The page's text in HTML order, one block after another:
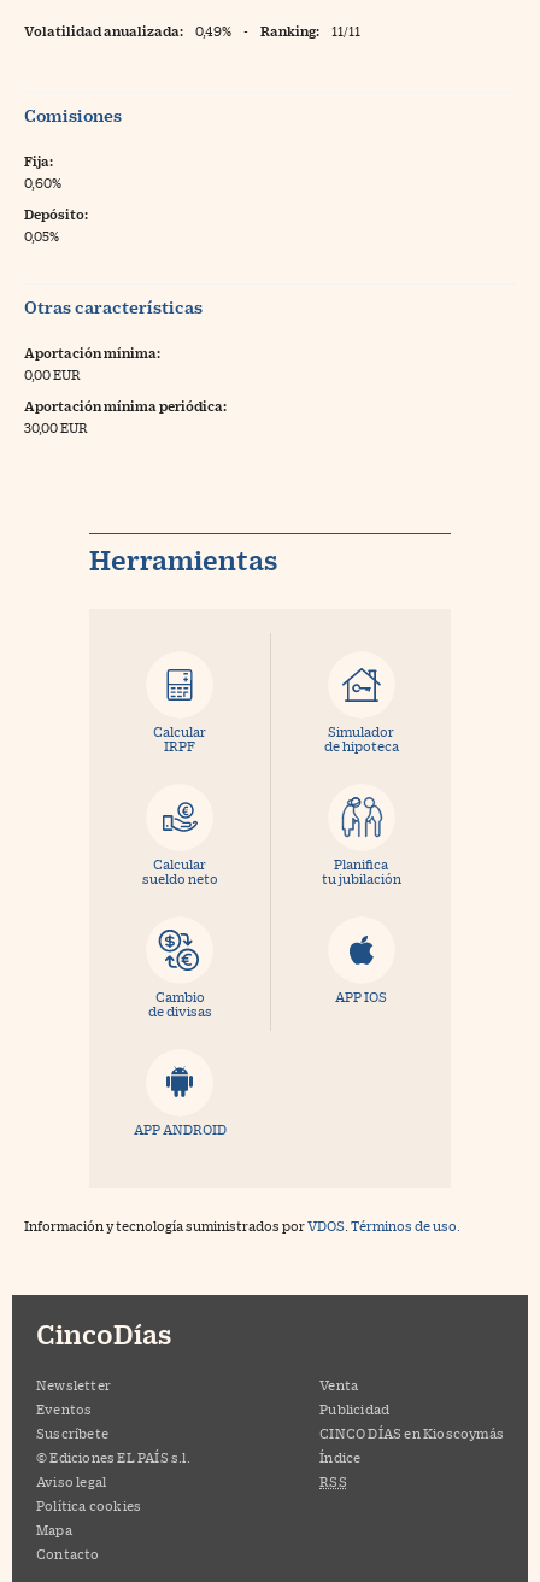
Volatilidad anualizada: 0,49% - Ranking: 11/11
Comisiones
Fija:
0,60%
Depósito:
0,05%
Otras características
Aportación mínima:
0,00 EUR
Aportación mínima periódica:
30,00 EUR
Herramientas
Calcular
IRPF
Simulador
de hipoteca
Calcular
sueldo neto
Planifica
tu jubilación
Cambio
de divisas
APP IOS
APP ANDROID
Información y tecnología suministrados porVDOS Términos de uso.
CincoDías
Newsletter
Eventos
Suscríbete
© Ediciones EL PAÍS s.l.
Aviso legal
Política cookies
Mapa
Contacto
Venta
Publicidad
CINCO DÍAS en Kioscoymás
Índice
RSS